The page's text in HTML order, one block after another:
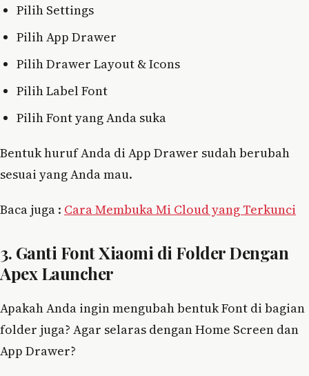
Pilih Settings
Pilih App Drawer
Pilih Drawer Layout & Icons
Pilih Label Font
Pilih Font yang Anda suka
Bentuk huruf Anda di App Drawer sudah berubah
sesuai yang Anda mau.
Baca juga : Cara Membuka Mi Cloud yang Terkunci
3. Ganti Font Xiaomi di Folder Dengan
Apex Launcher
Apakah Anda ingin mengubah bentuk Font di bagian
folder juga? Agar selaras dengan Home Screen dan
App Drawer?